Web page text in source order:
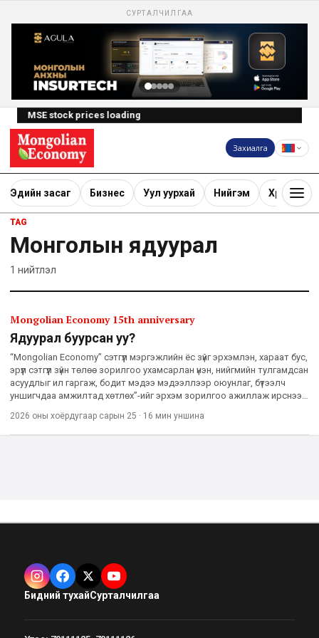
СУРТАЛЧИЛГАА
MSE stock prices loading
Захиалга
Эдийн засаг Бизнес Уул уурхай Нийгэм Хөрөнгө
TAG
Монголын ядуурал
1 нийтлэл
Mongolian Economy 15th anniversary
Ядуурал буурсан уу?
“Mongolian Economy” сэтгүүл мэргэжлийн ёс зүйг эрхэмлэн, хараат бус,
эрүүл сэтгүүл зүйн төлөө зорилгоо ухамсарлан үнэн, нийгмийн тулгамдсан
асуудлыг ил гаргаж, бодит мэдээ мэдээллээр оюунлаг, бүтээлч
уншигчдаа амжилтад хөтлөх”-ийг эрхэм зорилгоо ажиллаж ирснээс
2026 оны хоёрдугаар сарын 25 · 16 мин уншина
Бидний тухайСурталчилгаа